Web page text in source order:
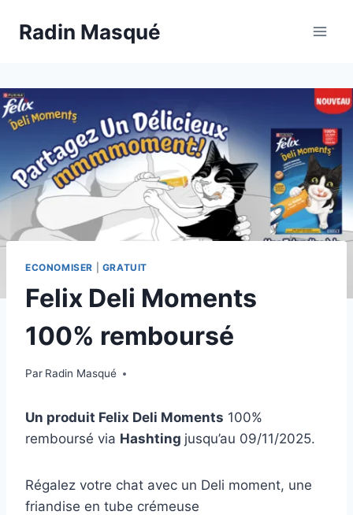
Radin Masqué
ECONOMISER GRATUIT
Felix Deli Moments
100% remboursé
Par Radin Masqué
Un produit Felix Deli Moments 100%
remboursé via Hashting jusqu’au 09/11/2025.
Régalez votre chat avec un Deli moment, une
friandise en tube crémeuse